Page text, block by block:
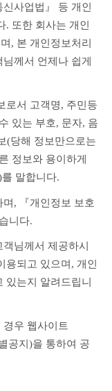
사업법』 등 개인
. 또한 회사는 개인
, 본 개인정보처리
께서 언제나 쉽게
로서 고객명, 주민등
있는 부호, 문자, 음
(당해 정보만으로는
정보와 용이하게
말합니다.
, 『개인정보 보호
니다.
님께서 제공하시
용되고 있으며, 개인
있는지 알려드립니
우 웹사이트
공지)을 통하여 공